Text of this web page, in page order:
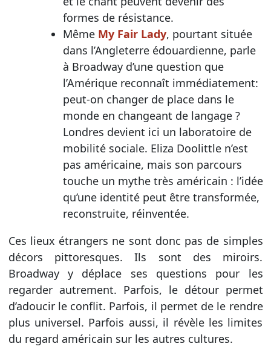
formes de résistance.
Même My Fair Lady, pourtant située
dans l’Angleterre édouardienne, parle
à Broadway d’une question que
l’Amérique reconnaît immédiatement:
peut-on changer de place dans le
monde en changeant de langage ?
Londres devient ici un laboratoire de
mobilité sociale. Eliza Doolittle n’est
pas américaine, mais son parcours
touche un mythe très américain : l’idée
qu’une identité peut être transformée,
reconstruite, réinventée.
Ces lieux étrangers ne sont donc pas de simples
décors pittoresques. Ils sont des miroirs.
Broadway y déplace ses questions pour les
regarder autrement. Parfois, le détour permet
d’adoucir le conflit. Parfois, il permet de le rendre
plus universel. Parfois aussi, il révèle les limites
du regard américain sur les autres cultures.